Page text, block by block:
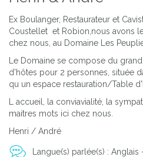
Ex Boulanger, Restaurateur et
Coustellet et Robion,nous avons
chez nous, au Domaine Les
Le Domaine se compose du
d'hôtes pour 2 personnes, située
qu un espace restauration/Table
L accueil, la conviavialité, la
maitres mots ici chez nous.
Henri / André
Langue(s) parlée(s) : Anglais